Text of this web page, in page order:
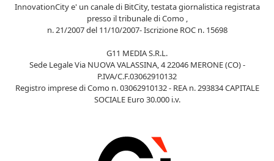
InnovationCity e' un canale di BitCity, testata giornalistica registrata
presso il tribunale di Como ,
n. 21/2007 del 11/10/2007- Iscrizione ROC n. 15698
G11 MEDIA S.R.L.
Sede Legale Via NUOVA VALASSINA, 4 22046 MERONE (CO) -
P.IVA/C.F.03062910132
Registro imprese di Como n. 03062910132 - REA n. 293834 CAPITALE
SOCIALE Euro 30.000 i.v.